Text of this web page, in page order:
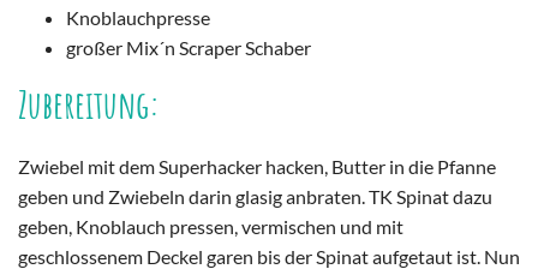
Knoblauchpresse
großer Mix´n Scraper Schaber
Zubereitung:
Zwiebel mit dem Superhacker hacken, Butter in die Pfanne
geben und Zwiebeln darin glasig anbraten. TK Spinat dazu
geben, Knoblauch pressen, vermischen und mit
geschlossenem Deckel garen bis der Spinat aufgetaut ist. Nun